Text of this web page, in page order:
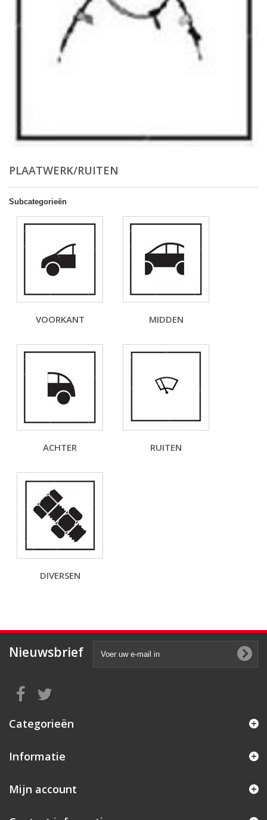
PLAATWERK/RUITEN
Subcategorieën
VOORKANT MIDDEN
ACHTER RUITEN
DIVERSEN
Nieuwsbrief
Categorieën
Informatie
Mijn account